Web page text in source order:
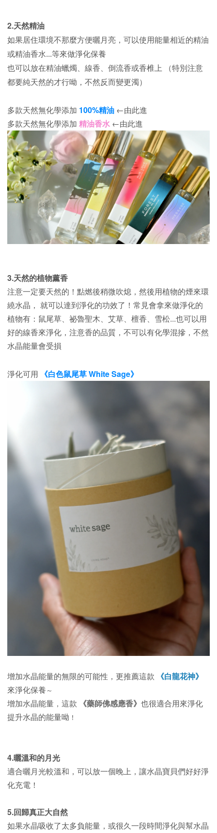
2.天然精油
如果居住環境不那麼方便曬月亮，可以使用能量相近的精油
或精油香水...等來做淨化保養
也可以放在精油蠟燭、線香、倒流香或香椎上 （特別注意
都要純天然的才行呦，不然反而變更濁）
多款天然無化學添加 100%精油 ←由此進
多款天然無化學添加 精油香水 ←由此進
3.天然的植物薰香
注意一定要天然的！點燃後稍微吹熄，然後用植物的煙來環
繞水晶， 就可以達到淨化的功效了！常見會拿來做淨化的
植物有：鼠尾草、祕魯聖木、艾草、檀香、雪松...也可以用
好的線香來淨化，注意香的品質，不可以有化學混摻，不然
水晶能量會受損
淨化可用 《白色鼠尾草 White Sage》
增加水晶能量的無限的可能性，更推薦這款
《白龍花神》
來淨化保養 ～
增加水晶能量 ， 這款 《藥師佛感應香》 也很適合用來淨化
提升水晶的能量呦 ！
4.曬溫和的月光
適合曬月光較溫和，可以放一個晚上，讓水晶寶貝們好好淨
化充電！
5.回歸真正大自然
如果水晶吸收了太多負能量，或很久一段時間淨化與幫水晶